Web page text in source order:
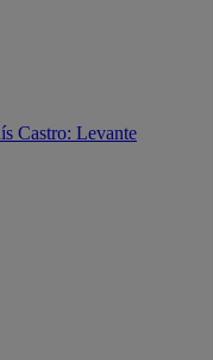
Castro: Levante